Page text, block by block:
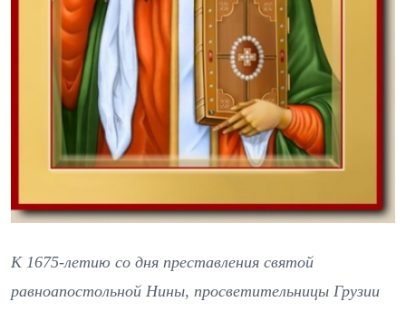
К 1675-летию со дня преставления святой
равноапостольной Нины, просветительницы Грузии